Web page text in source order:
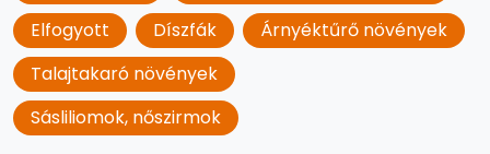
Elfogyott
Díszfák
Árnyéktűrő növények
Talajtakaró növények
Sásliliomok, nőszirmok